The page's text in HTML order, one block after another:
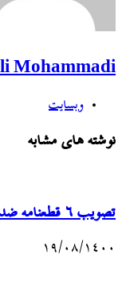
Mohammadi
وبسایت
نوشته های مشابه
تصویب ۶ قطعنامه ضد اسرائیلی در سازمان ملل متحد
۱۹/۰۸/۱۴۰۰